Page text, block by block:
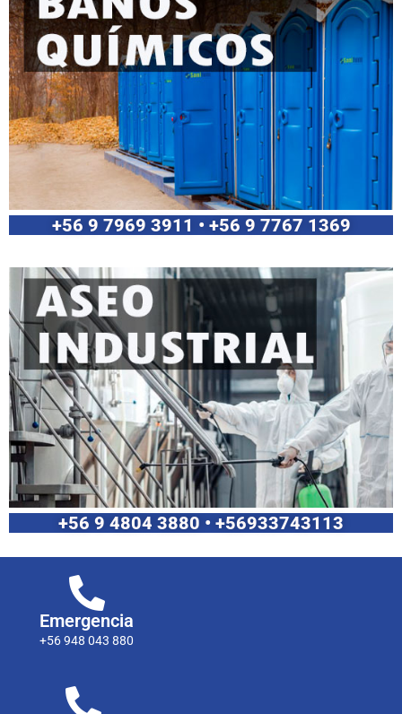
+56 9 7969 3911 • +56 9 7767 1369
+56 9 4804 3880 • +56933743113
Emergencia
+56 948 043 880